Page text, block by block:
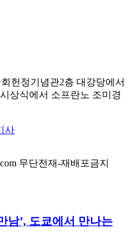
헌정기념관2층 대강당에서
상식에서 소프란노 조미경
사
무단전재-재배포금지
남’, 도쿄에서 만나는